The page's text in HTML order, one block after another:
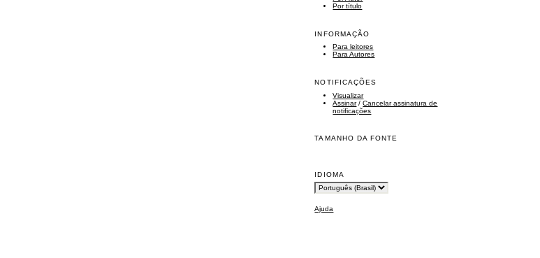
Por título
INFORMAÇÃO
Para leitores
Para Autores
NOTIFICAÇÕES
Visualizar
Assinar/Cancelar assinatura de
notificações
TAMANHO DA FONTE
IDIOMA
Ajuda